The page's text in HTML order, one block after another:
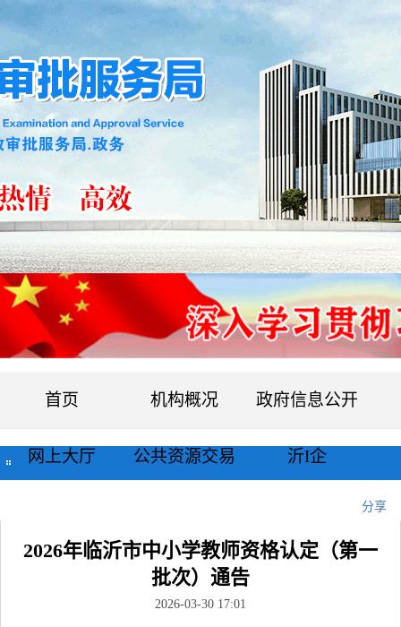
首页 机构概况 政府信息公开
网上大厅 公共资源交易 沂I企
分享
2026年临沂市中小学教师资格认定（第一
批次）通告
2026-03-30 17:01